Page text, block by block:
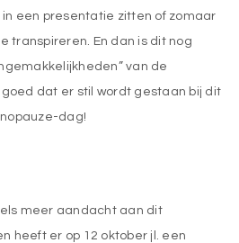
een presentatie zitten of zomaar
transpireren. En dan is dit nog
van de
dat er stil wordt gestaan bij dit
dag!
meer aandacht aan dit
heeft er op 12 oktober jl. een